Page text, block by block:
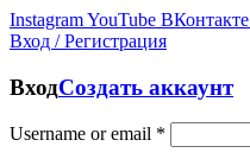
InstagramYouTube ВКонтакте
Вход / Регистрация
ВходСоздать аккаунт
Username or email *